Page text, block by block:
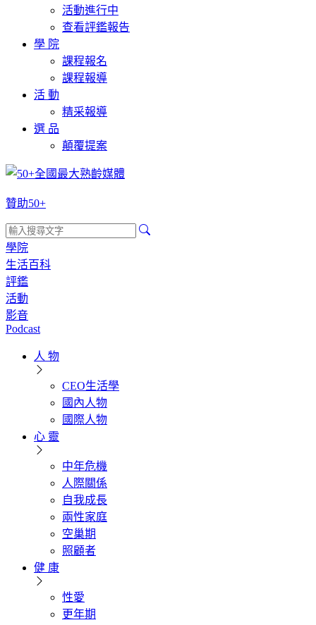
活動進行中
查看評鑑報告
學 院
課程報名
課程報導
活 動
精采報導
選 品
顛覆提案
贊助50+
學院
生活百科
評鑑
活動
影音
Podcast
人 物
CEO生活學
國內人物
國際人物
心 靈
中年危機
人際關係
自我成長
兩性家庭
空巢期
照顧者
健 康
性愛
更年期